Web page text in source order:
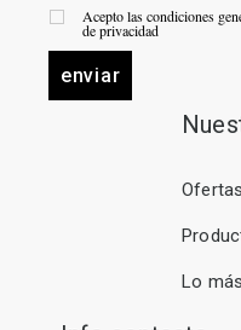
Acepto las condiciones
de privacidad
enviar
Ofertas
Lo